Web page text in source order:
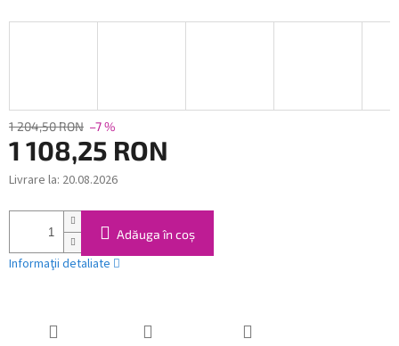
1 204,50 RON –7 %
1 108,25 RON
Evaluare
Livrare la: 20.08.2026
Adăuga în coş
Informaţii detaliate